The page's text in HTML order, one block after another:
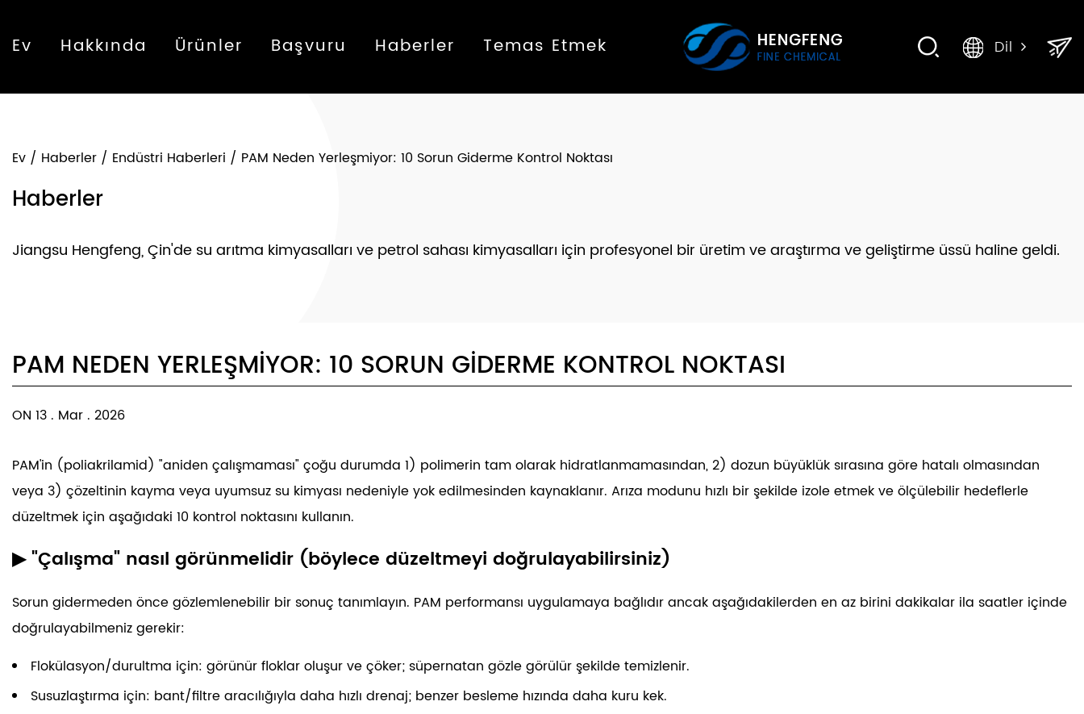
Ev Hakkında Ürünler Başvuru Haberler Temas Etmek Dil
Ev / Haberler / Endüstri Haberleri / PAM Neden Yerleşmiyor: 10 Sorun Giderme Kontrol Noktası
Haberler
Jiangsu Hengfeng, Çin'de su arıtma kimyasalları ve petrol sahası kimyasalları için profesyonel bir üretim ve araştırma ve geliştirme üssü haline geldi.
PAM NEDEN YERLEŞMIYOR: 10 SORUN GIDERME KONTROL NOKTASI
ON 13 . Mar . 2026
PAM'in (poliakrilamid) "aniden çalışmaması" çoğu durumda 1) polimerin tam olarak hidratlanmamasından, 2) dozun büyüklük sırasına göre hatalı olmasından
veya 3) çözeltinin kayma veya uyumsuz su kimyası nedeniyle yok edilmesinden kaynaklanır. Arıza modunu hızlı bir şekilde izole etmek ve ölçülebilir hedeflerle
düzeltmek için aşağıdaki 10 kontrol noktasını kullanın.
▶ "Çalışma" nasıl görünmelidir (böylece düzeltmeyi doğrulayabilirsiniz)
Sorun gidermeden önce gözlemlenebilir bir sonuç tanımlayın. PAM performansı uygulamaya bağlıdır ancak aşağıdakilerden en az birini dakikalar ila saatler içinde
doğrulayabilmeniz gerekir:
Flokülasyon/durultma için: görünür floklar oluşur ve çöker; süpernatan gözle görülür şekilde temizlenir.
Susuzlaştırma için: bant/filtre aracılığıyla daha hızlı drenaj; benzer besleme hızında daha kuru kek.